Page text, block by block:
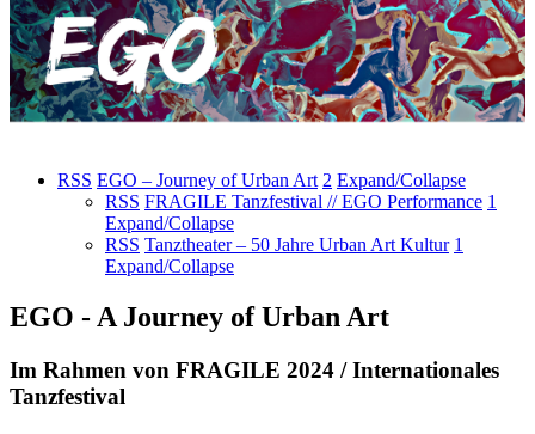
RSS EGO – Journey of Urban Art 2 Expand/Collapse
RSS FRAGILE Tanzfestival // EGO Performance 1
Expand/Collapse
RSS Tanztheater – 50 Jahre Urban Art Kultur 1
Expand/Collapse
EGO - A Journey of Urban Art
Im Rahmen von FRAGILE 2024 / Internationales
Tanzfestival